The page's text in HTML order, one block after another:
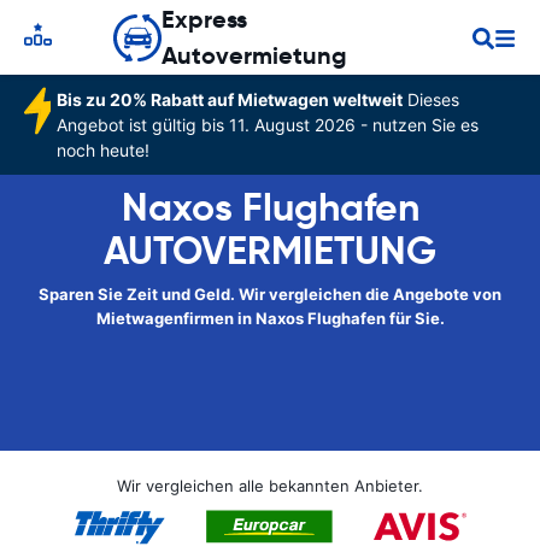
Express
Autovermietung
Bis zu 20% Rabatt auf Mietwagen weltweitDieses
Angebot ist gültig bis 11. August 2026 - nutzen Sie es
noch heute!
Naxos Flughafen
AUTOVERMIETUNG
Sparen Sie Zeit und Geld. Wir vergleichen die Angebote von
Mietwagenfirmen in Naxos Flughafen für Sie.
Wir vergleichen alle bekannten Anbieter.